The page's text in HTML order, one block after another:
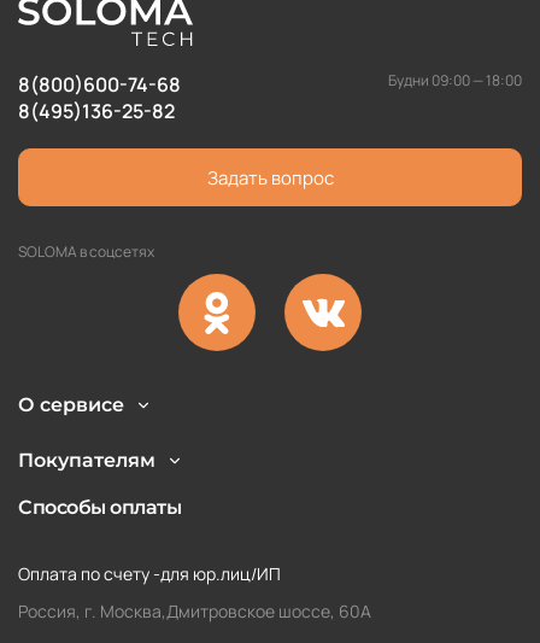
8(800)600-74-68
8(495)136-25-82
Будни 09:00 — 18:00
Задать вопрос
SOLOMA в соцсетях
О сервисе
Покупателям
Способы оплаты
Оплата по счету -для юр.лиц/ИП
Россия, г. Москва,Дмитровское шоссе, 60А